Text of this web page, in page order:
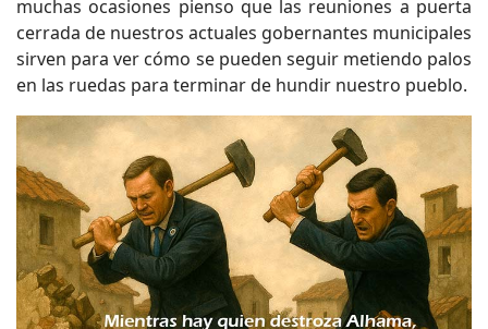
muchas ocasiones pienso que las reuniones a puerta
cerrada de nuestros actuales gobernantes municipales
sirven para ver cómo se pueden seguir metiendo palos
en las ruedas para terminar de hundir nuestro pueblo.